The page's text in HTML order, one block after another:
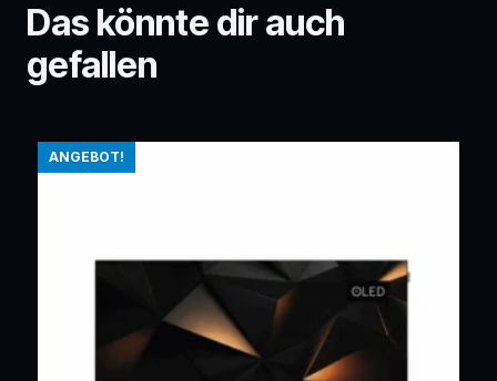
Das könnte dir auch
gefallen
ANGEBOT!